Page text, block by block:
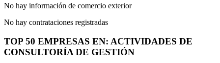
No hay información de comercio exterior
No hay contrataciones registradas
TOP 50 EMPRESAS EN: ACTIVIDADES DE
CONSULTORÍA DE GESTIÓN